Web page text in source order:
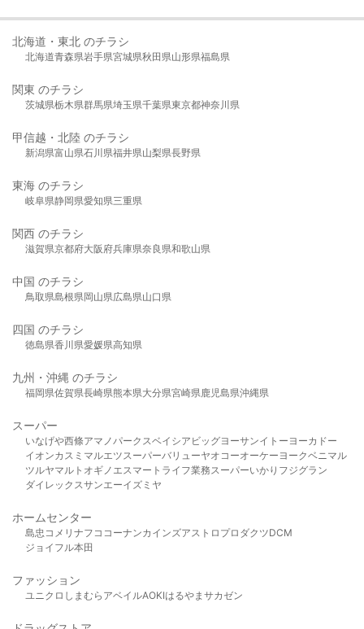
北海道・東北 のチラシ
北海道青森県岩手県宮城県秋田県山形県福島県
関東 のチラシ
茨城県栃木県群馬県埼玉県千葉県東京都神奈川県
甲信越・北陸 のチラシ
新潟県富山県石川県福井県山梨県長野県
東海 のチラシ
岐阜県静岡県愛知県三重県
関西 のチラシ
滋賀県京都府大阪府兵庫県奈良県和歌山県
中国 のチラシ
鳥取県島根県岡山県広島県山口県
四国 のチラシ
徳島県香川県愛媛県高知県
九州・沖縄 のチラシ
福岡県佐賀県長崎県熊本県大分県宮崎県鹿児島県沖縄県
スーパー
いなげや西條アマノパークスベイシア ビッグヨーサンイトーヨーカドー
イオンカスミ マルエツスーパーバリューヤオコーオーケー ヨークベニマル
ツルヤマルト オギノ エスマート ライフ業務スーパーいかり フジグラン
ダイレックスサンエーイズミヤ
ホームセンター
島忠 コメリ ナフコ コーナンカインズアストロプロダクツDCM
ジョイフル本田
ファッション
ユニクロ しまむら アベイルAOKIはるやま サカゼン